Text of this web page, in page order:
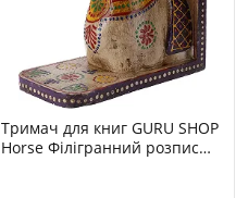
Тримач для книг GURU SHOP
Horse Філігранний розпис